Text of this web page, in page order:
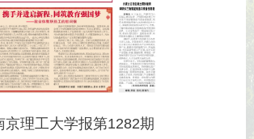
京理工大学报第1282期